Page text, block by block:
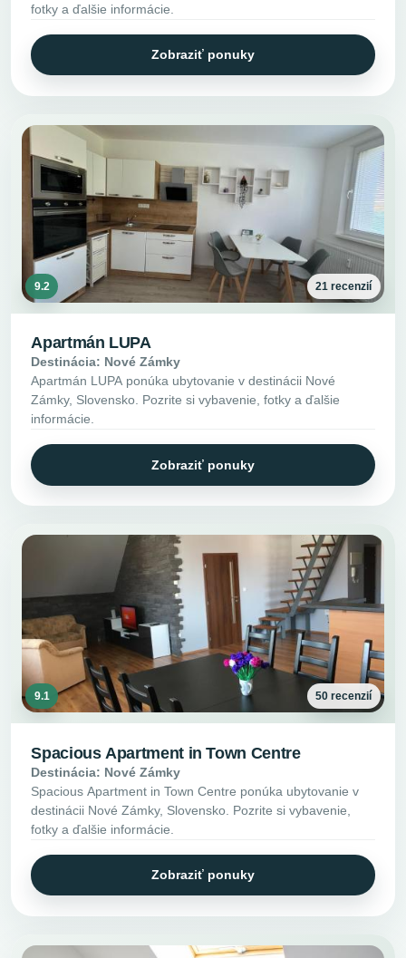
fotky a ďalšie informácie.
Zobraziť ponuky
9.2 21 recenzií
Apartmán LUPA
Destinácia: Nové Zámky
Apartmán LUPA ponúka ubytovanie v destinácii Nové
Zámky, Slovensko. Pozrite si vybavenie, fotky a ďalšie
informácie.
Zobraziť ponuky
9.1 50 recenzií
Spacious Apartment in Town Centre
Destinácia: Nové Zámky
Spacious Apartment in Town Centre ponúka ubytovanie v
destinácii Nové Zámky, Slovensko. Pozrite si vybavenie,
fotky a ďalšie informácie.
Zobraziť ponuky